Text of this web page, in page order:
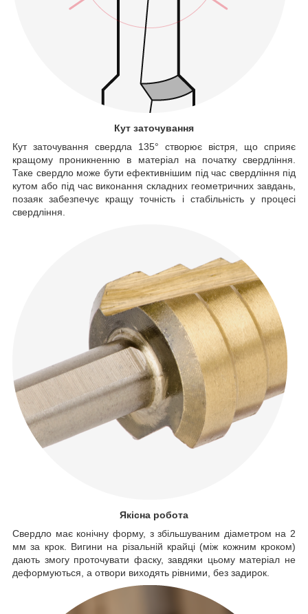
Кут заточування
Кут заточування свердла 135° створює вістря, що сприяє
кращому проникненню в матеріал на початку свердління.
Таке свердло може бути ефективнішим під час свердління під
кутом або під час виконання складних геометричних завдань,
позаяк забезпечує кращу точність і стабільність у процесі
свердління.
Якісна робота
Свердло має конічну форму, з збільшуваним діаметром на 2
мм за крок. Вигини на різальній крайці (між кожним кроком)
дають змогу проточувати фаску, завдяки цьому матеріал не
деформуються, а отвори виходять рівними, без задирок.